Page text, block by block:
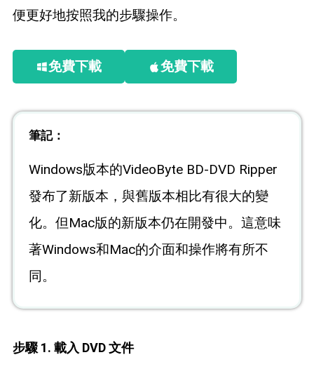
便更好地按照我的步驟操作。
免費下載 免費下載
筆記：
Windows版本的VideoByte BD-DVD Ripper
發布了新版本，與舊版本相比有很大的變
化。但Mac版的新版本仍在開發中。這意味
著Windows和Mac的介面和操作將有所不
同。
步驟 1. 載入 DVD 文件